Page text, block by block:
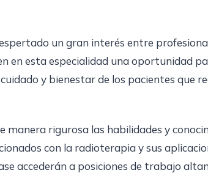
un gran interés entre
en esta especialidad una oportunidad
y bienestar de los pacientes que
manera rigurosa las habilidades y
con la radioterapia y sus
accederán a posiciones de trabajo